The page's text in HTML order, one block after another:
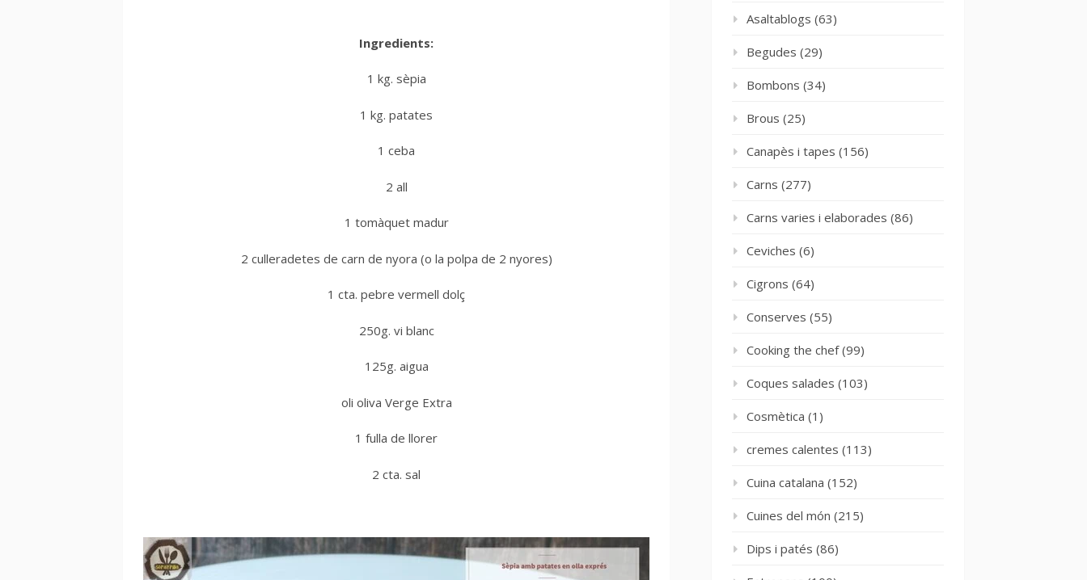
Ingredients:
1 kg. sèpia
1 kg. patates
1 ceba
2 all
1 tomàquet madur
2 culleradetes de carn de nyora (o la polpa de 2 nyores)
1 cta. pebre vermell dolç
250g. vi blanc
125g. aigua
oli oliva Verge Extra
1 fulla de llorer
2 cta. sal
Asaltablogs (63)
Begudes (29)
Bombons (34)
Brous (25)
Canapès i tapes (156)
Carns (277)
Carns varies i elaborades (86)
Ceviches (6)
Cigrons (64)
Conserves (55)
Cooking the chef(99)
Coques salades (103)
Cosmètica (1)
cremes calentes (113)
Cuina catalana (152)
Cuines del món (215)
Dips i patés (86)